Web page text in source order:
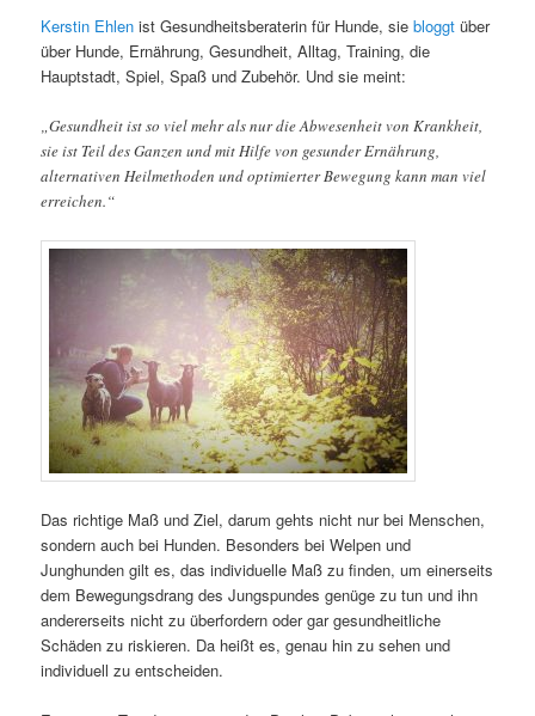
Kerstin Ehlen ist Gesundheitsberaterin für Hunde, siebloggtüber
über Hunde, Ernährung, Gesundheit, Alltag, Training, die
Hauptstadt, Spiel, Spaß und Zubehör. Und sie meint:
„Gesundheit ist so viel mehr als nur die Abwesenheit von Krankheit,
sie ist Teil des Ganzen und mit Hilfe von gesunder Ernährung,
alternativen Heilmethoden und optimierter Bewegung kann man viel
erreichen.“
Das richtige Maß und Ziel, darum gehts nicht nur bei Menschen,
sondern auch bei Hunden. Besonders bei Welpen und
Junghunden gilt es, das individuelle Maß zu finden, um einerseits
dem Bewegungsdrang des Jungspundes genüge zu tun und ihn
andererseits nicht zu überfordern oder gar gesundheitliche
Schäden zu riskieren. Da heißt es, genau hin zu sehen und
individuell zu entscheiden.